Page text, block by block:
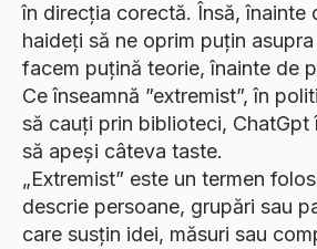
în direcția corectă. Însă, înainte
haideți să ne oprim puțin
facem puțină teorie, înainte de
Ce înseamnă ”extremist”, în
să cauți prin biblioteci, ChatGpt
să apeși câteva taste.
„Extremist” este un termen
descrie persoane, grupări sau
care susțin idei, măsuri sau